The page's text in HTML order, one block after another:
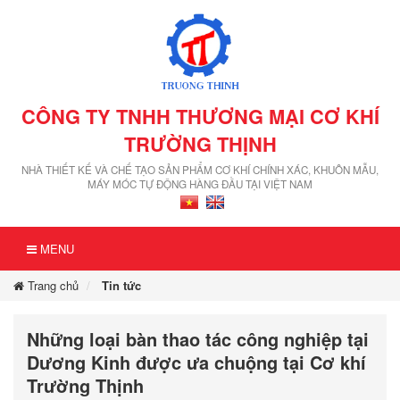
CÔNG TY TNHH THƯƠNG MẠI CƠ KHÍ
TRƯỜNG THỊNH
NHÀ THIẾT KẾ VÀ CHẾ TẠO SẢN PHẨM CƠ KHÍ CHÍNH XÁC, KHUÔN MẪU,
MÁY MÓC TỰ ĐỘNG HÀNG ĐẦU TẠI VIỆT NAM
MENU
Trang chủ Tin tức
Những loại bàn thao tác công nghiệp tại
Dương Kinh được ưa chuộng tại Cơ khí
Trường Thịnh